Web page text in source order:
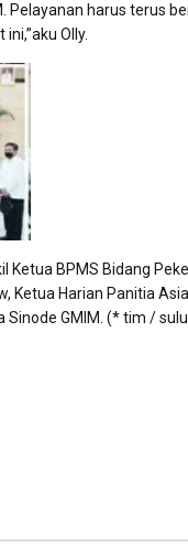
Pelayanan harus terus
Olly.
Ketua BPMS Bidang
Ketua Harian Panitia
Sinode GMIM. (* tim /